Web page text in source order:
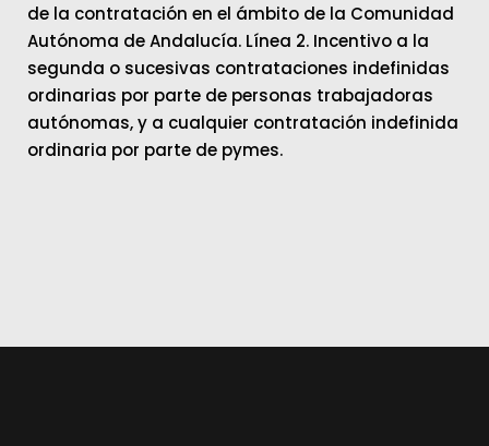
de la contratación en el ámbito de la Comunidad
Autónoma de Andalucía. Línea 2. Incentivo a la
segunda o sucesivas contrataciones indefinidas
ordinarias por parte de personas trabajadoras
autónomas, y a cualquier contratación indefinida
ordinaria por parte de pymes.